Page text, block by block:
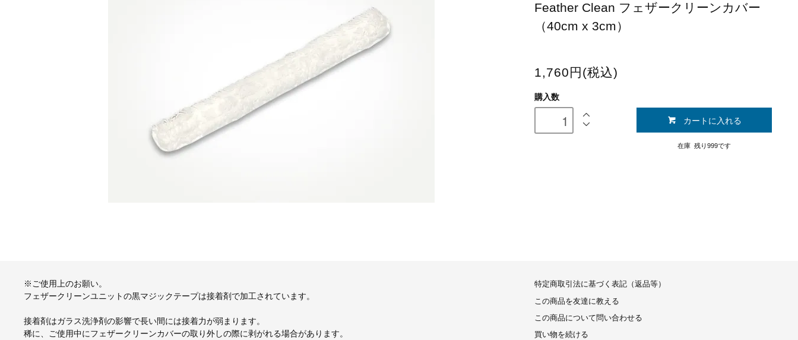
Feather Clean フェザークリーンカバー
（40cm x 3cm）
1,760円(税込)
購入数
カートに入れる
在庫 残り999です
※ご使用上のお願い。
フェザークリーンユニットの黒マジックテープは接着剤で加工されています。
接着剤はガラス洗浄剤の影響で長い間には接着力が弱まります。
稀に、ご使用中にフェザークリーンカバーの取り外しの際に剥がれる場合があります。
特定商取引法に基づく表記（返品等）
この商品を友達に教える
この商品について問い合わせる
買い物を続ける